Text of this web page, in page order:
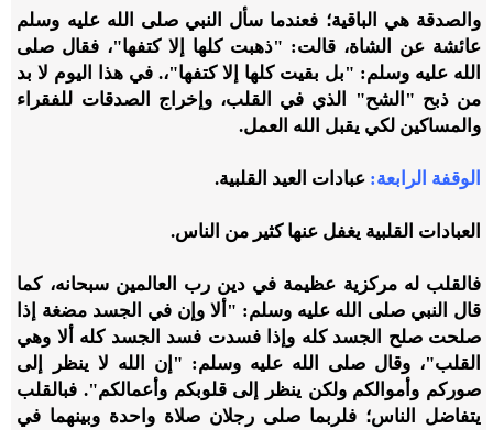
والصدقة هي الباقية؛ فعندما سأل النبي صلى الله عليه وسلم
عائشة عن الشاة، قالت: "ذهبت كلها إلا كتفها"، فقال صلى
الله عليه وسلم: "بل بقيت كلها إلا كتفها"،. في هذا اليوم لا بد
من ذبح "الشح" الذي في القلب، وإخراج الصدقات للفقراء
والمساكين لكي يقبل الله العمل.
الوقفة الرابعة: عبادات العيد القلبية.
العبادات القلبية يغفل عنها كثير من الناس.
فالقلب له مركزية عظيمة في دين رب العالمين سبحانه، كما
قال النبي صلى الله عليه وسلم: "ألا وإن في الجسد مضغة إذا
صلحت صلح الجسد كله وإذا فسدت فسد الجسد كله ألا وهي
القلب"، وقال صلى الله عليه وسلم: "إن الله لا ينظر إلى
صوركم وأموالكم ولكن ينظر إلى قلوبكم وأعمالكم". فبالقلب
يتفاضل الناس؛ فلربما صلى رجلان صلاة واحدة وبينهما في